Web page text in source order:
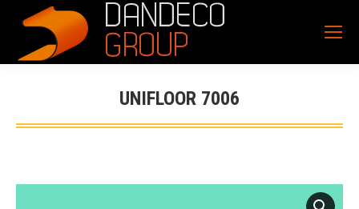
UNIFLOOR 7006